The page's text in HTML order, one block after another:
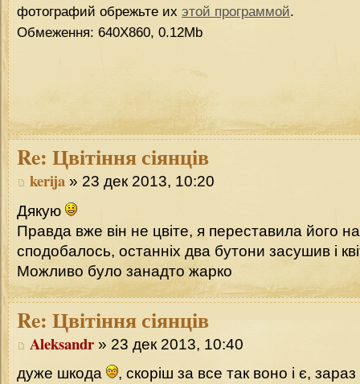
фотографий обрежьте их этой программой.
Обмеження: 640Х860, 0.12Mb
Re: Цвітіння сіянців
kerija » 23 дек 2013, 10:20
Дякую
Правда вже він не цвіте, я переставила його
сподобалось, останніх два бутони засушив і
Можливо було занадто жарко
Re: Цвітіння сіянців
Aleksandr » 23 дек 2013, 10:40
дуже шкода
, скоріш за все так воно і є, зараз